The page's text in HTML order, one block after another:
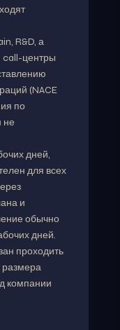
R&D, а
call-центры
(NACE
по
не
дней,
для всех
и
обычно
дней.
проходить
размера
компании